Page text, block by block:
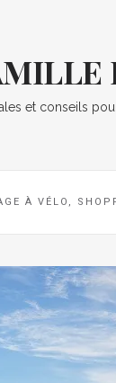
et conseils
À VÉLO,